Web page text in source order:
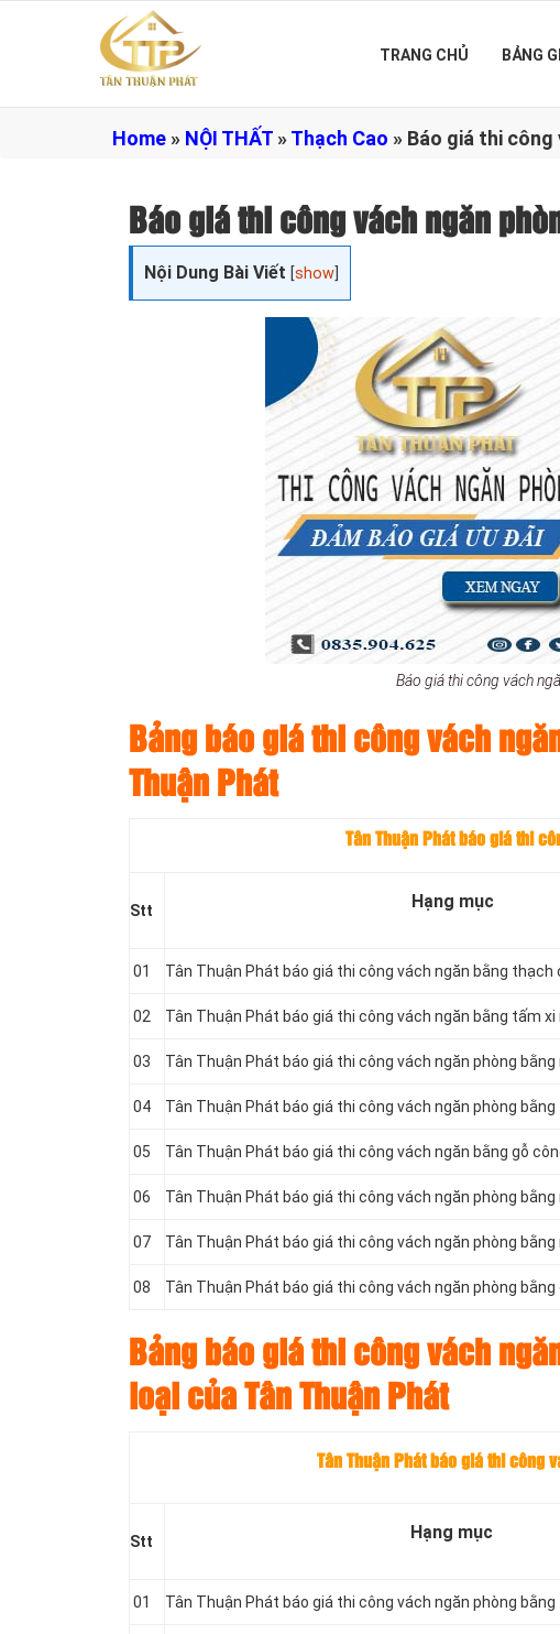
TRANG CHỦ BẢNG
Home » NỘI THẤT »Thạch Cao » Báo giá thi công
Báo giá thi công vách ngăn
Nội Dung Bài Viết [show
Báo giá thi công vách
Bảng báo giá thi công vách
Thuận Phát
Tân Thuận Phát báo giá thi
Stt Hạng mục
01 Tân Thuận Phát báo giá thi công vách ngăn bằng thạch
02 Tân Thuận Phát báo giá thi công vách ngăn bằng tấm xi
03 Tân Thuận Phát báo giá thi công vách ngăn phòng bằng
04 Tân Thuận Phát báo giá thi công vách ngăn phòng bằng
05 Tân Thuận Phát báo giá thi công vách ngăn bằng gỗ
06 Tân Thuận Phát báo giá thi công vách ngăn phòng bằng
07 Tân Thuận Phát báo giá thi công vách ngăn phòng
08 Tân Thuận Phát báo giá thi công vách ngăn phòng bằng
Bảng báo giá thi công vách
loại của Tân Thuận Phát
Tân Thuận Phát báo giá thi công
Stt Hạng mục
01 Tân Thuận Phát báo giá thi công vách ngăn phòng